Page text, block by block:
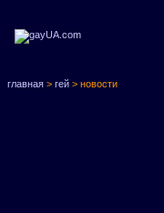
главная > гей > новости